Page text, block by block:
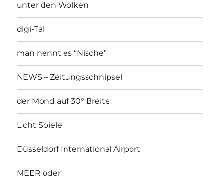
unter den Wolken
digi-Tal
man nennt es “Nische”
NEWS – Zeitungsschnipsel
der Mond auf 30° Breite
Licht Spiele
Düsseldorf International Airport
MEER oder